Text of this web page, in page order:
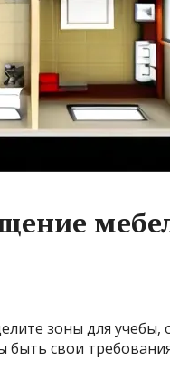
зоны для учебы,
быть свои